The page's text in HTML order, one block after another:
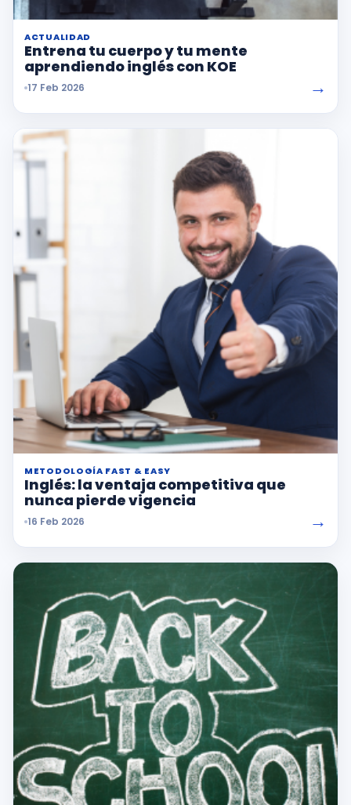
ACTUALIDAD
Entrena tu cuerpo y tu mente
aprendiendo inglés con KOE
17 Feb 2026 →
METODOLOGÍA FAST & EASY
Inglés: la ventaja competitiva que
nunca pierde vigencia
16 Feb 2026 →